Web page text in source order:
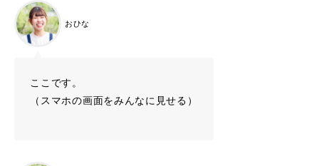
おひな
ここです。
（スマホの画面をみんなに見せる）